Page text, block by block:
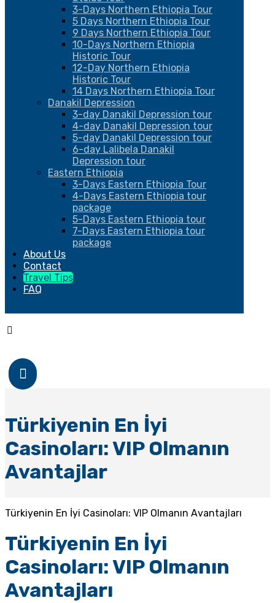
3-Days Northern Ethiopia Tour
5 Days Northern Ethiopia Tour
9 Days Northern Ethiopia Tour
10-Days Northern Ethiopia
Historic Tour
12-Day Northern Ethiopia
Historic Tour
14 Days Northern Ethiopia Tour
Danakil Depression
3-day Danakil Depression tour
4-day Danakil Depression tour
5-day Danakil Depression tour
6-day Lalibela Danakil
Depression tour
Eastern Ethiopia
3-Days Eastern Ethiopia Tour
4-Days Eastern Ethiopia tour
package
5-Days Eastern Ethiopia tour
7-Days Eastern Ethiopia tour
package
About Us
Contact
Travel Tips
FAQ
Türkiyenin En İyi
Casinoları: VIP Olmanın
Avantajlar
Türkiyenin En İyi Casinoları: VIP Olmanın Avantajları
Türkiyenin En İyi
Casinoları: VIP Olmanın
Avantajları